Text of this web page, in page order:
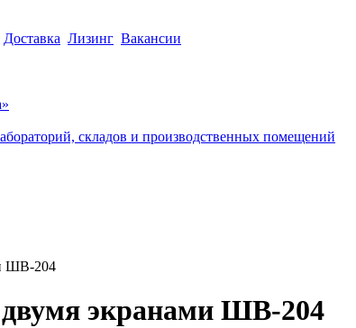
Доставка Лизинг Вакансии
складов и производственных помещений
ШВ-204
экранами ШВ-204